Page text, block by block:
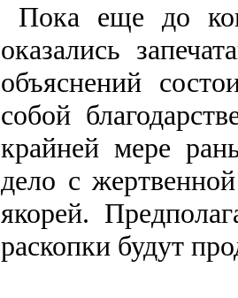
Пока еще до
оказались
объяснений
собой
крайней мере
дело с
якорей.
раскопки будут